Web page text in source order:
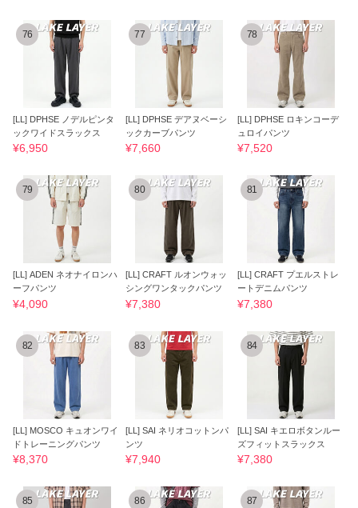
76
[LL] DPHSE ノデルピンタ
ックワイドスラックス
¥6,950
77
[LL] DPHSE デアヌベーシ
ックカーブパンツ
¥7,660
78
[LL] DPHSE ロキンコーデ
ュロイパンツ
¥7,520
79
[LL] ADEN ネオナイロンハ
ーフパンツ
¥4,090
80
[LL] CRAFT ルオンウォッ
シングワンタックパンツ
¥7,380
81
[LL] CRAFT プエルストレ
ートデニムパンツ
¥7,380
82
[LL] MOSCO キュオンワイ
ドトレーニングパンツ
¥8,370
83
[LL] SAI ネリオコットンパ
ンツ
¥7,940
84
[LL] SAI キエロボタンルー
ズフィットスラックス
¥7,380
85 86 87